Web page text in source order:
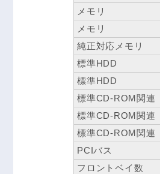
メモリ
メモリ
純正対応メモリ
標準HDD
標準HDD
標準CD-ROM関連
標準CD-ROM関連
標準CD-ROM関連
PCIバス
フロントベイ数